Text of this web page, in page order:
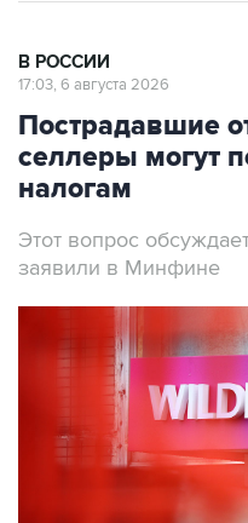
В РОССИИ
17:03, 6 августа 2026
Пострадавшие
селлеры могут
налогам
Этот вопрос
заявили в Минфине